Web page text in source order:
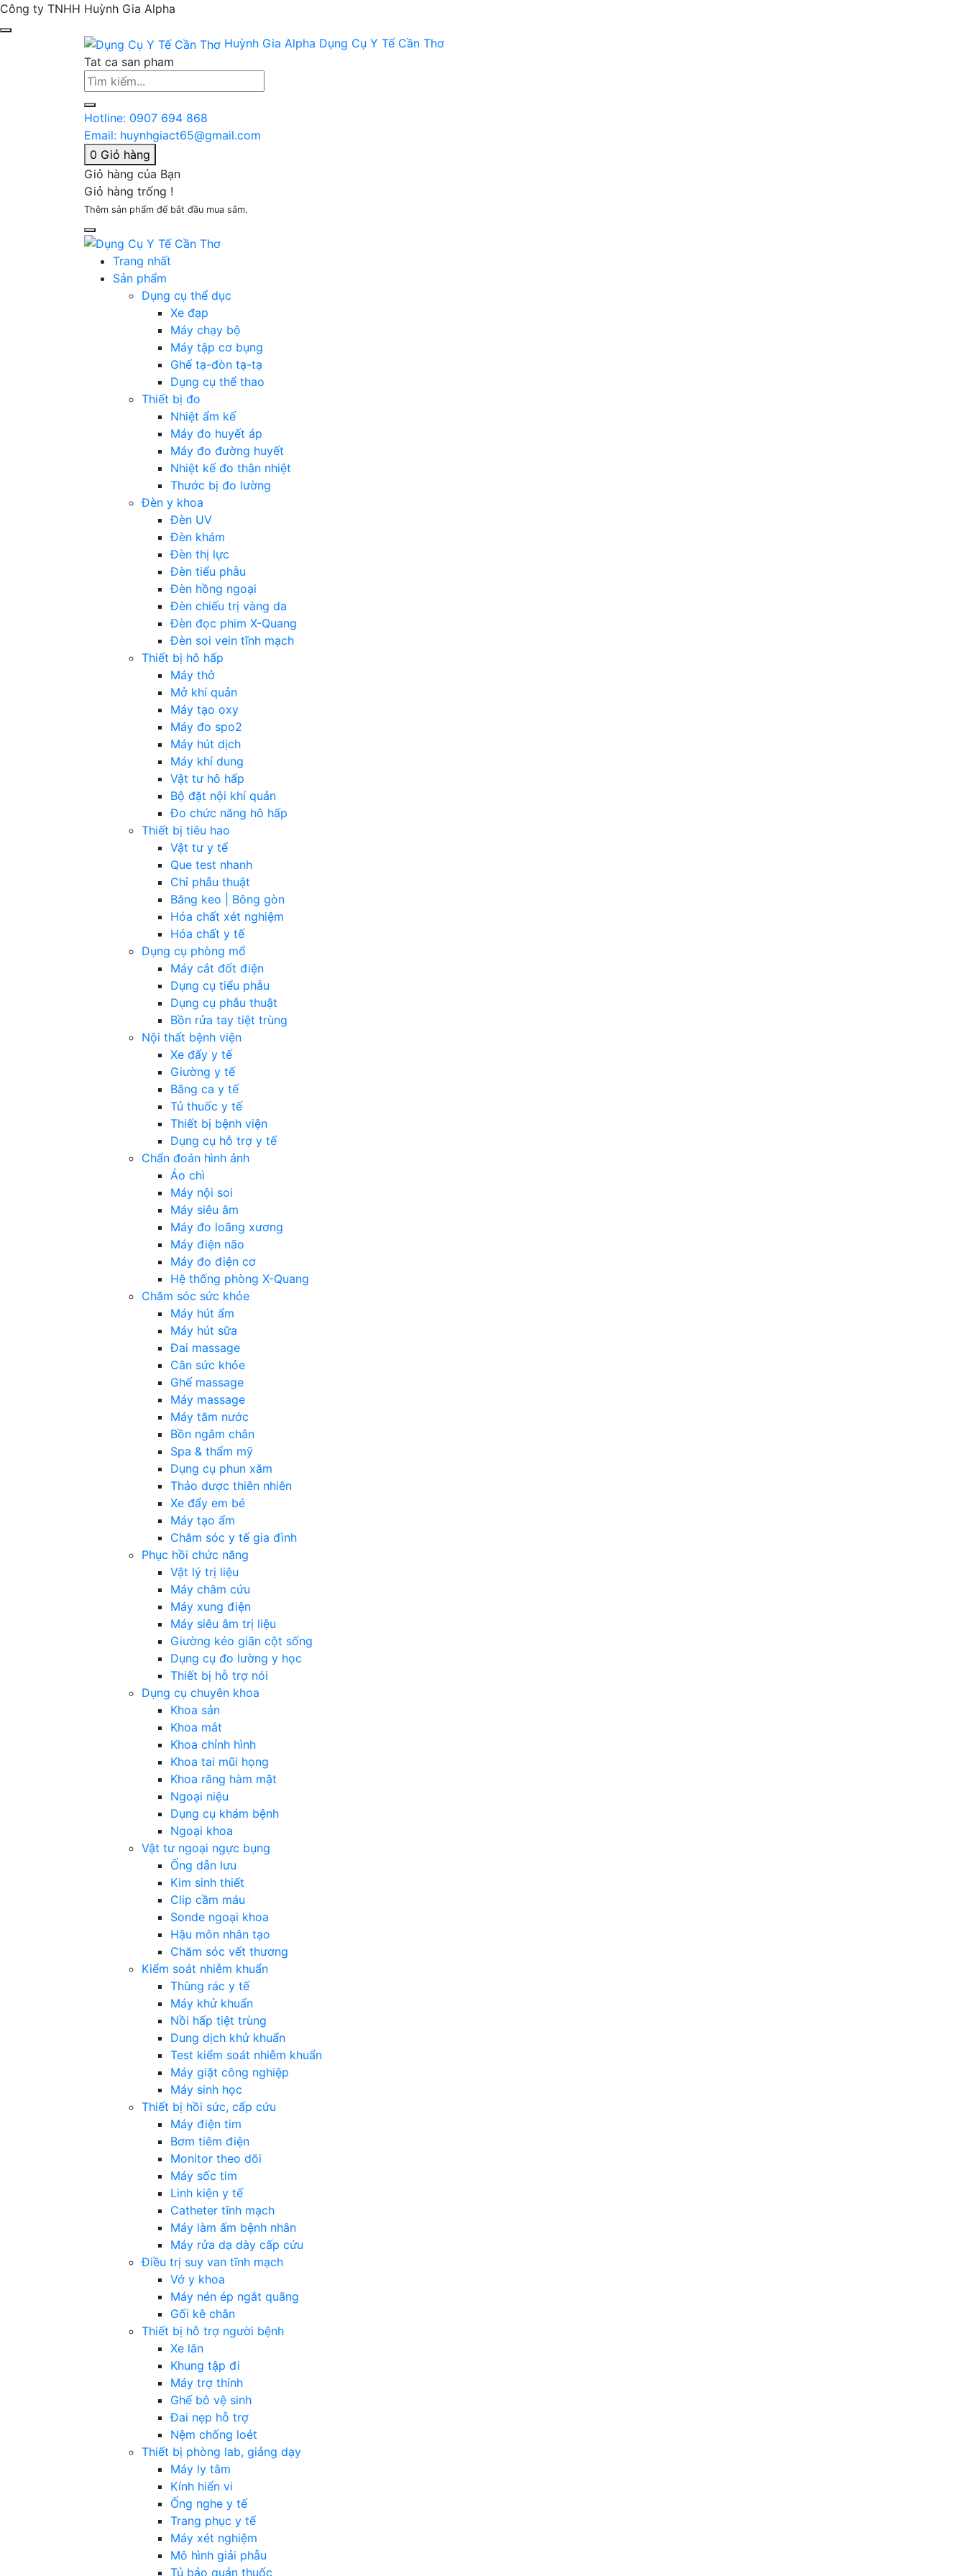
Công ty TNHH Huỳnh Gia Alpha
Huỳnh Gia Alpha Dụng Cụ Y Tế Cần Thơ
Tat ca san pham
Hotline: 0907 694 868
Email: huynhgiact65@gmail.com
0 Giỏ hàng
Giỏ hàng của Bạn
Giỏ hàng trống !
Thêm sản phẩm để bắt đầu mua sắm.
Trang nhất
Sản phẩm
Dụng cụ thể dục
Xe đạp
Máy chạy bộ
Máy tập cơ bụng
Ghế tạ-đòn tạ-tạ
Dụng cụ thể thao
Thiết bị đo
Nhiệt ẩm kế
Máy đo huyết áp
Máy đo đường huyết
Nhiệt kế đo thân nhiệt
Thước bị đo lường
Đèn y khoa
Đèn UV
Đèn khám
Đèn thị lực
Đèn tiểu phẫu
Đèn hồng ngoại
Đèn chiếu trị vàng da
Đèn đọc phim X-Quang
Đèn soi vein tĩnh mạch
Thiết bị hô hấp
Máy thở
Mở khí quản
Máy tạo oxy
Máy đo spo2
Máy hút dịch
Máy khí dung
Vật tư hô hấp
Bộ đặt nội khí quản
Đo chức năng hô hấp
Thiết bị tiêu hao
Vật tư y tế
Que test nhanh
Chỉ phẫu thuật
Băng keo | Bông gòn
Hóa chất xét nghiệm
Hóa chất y tế
Dụng cụ phòng mổ
Máy cắt đốt điện
Dụng cụ tiểu phẫu
Dụng cụ phẫu thuật
Bồn rửa tay tiệt trùng
Nội thất bệnh viện
Xe đẩy y tế
Giường y tế
Băng ca y tế
Tủ thuốc y tế
Thiết bị bệnh viện
Dụng cụ hỗ trợ y tế
Chẩn đoán hình ảnh
Áo chì
Máy nội soi
Máy siêu âm
Máy đo loãng xương
Máy điện não
Máy đo điện cơ
Hệ thống phòng X-Quang
Chăm sóc sức khỏe
Máy hút ẩm
Máy hút sữa
Đai massage
Cân sức khỏe
Ghế massage
Máy massage
Máy tăm nước
Bồn ngâm chân
Spa & thẩm mỹ
Dụng cụ phun xăm
Thảo dược thiên nhiên
Xe đẩy em bé
Máy tạo ẩm
Chăm sóc y tế gia đình
Phục hồi chức năng
Vật lý trị liệu
Máy châm cứu
Máy xung điện
Máy siêu âm trị liệu
Giường kéo giãn cột sống
Dụng cụ đo lường y học
Thiết bị hỗ trợ nói
Dụng cụ chuyên khoa
Khoa sản
Khoa mắt
Khoa chỉnh hình
Khoa tai mũi họng
Khoa răng hàm mặt
Ngoại niệu
Dụng cụ khám bệnh
Ngoại khoa
Vật tư ngoại ngực bụng
Ống dẫn lưu
Kim sinh thiết
Clip cầm máu
Sonde ngoại khoa
Hậu môn nhân tạo
Chăm sóc vết thương
Kiểm soát nhiễm khuẩn
Thùng rác y tế
Máy khử khuẩn
Nồi hấp tiệt trùng
Dung dịch khử khuẩn
Test kiểm soát nhiễm khuẩn
Máy giặt công nghiệp
Máy sinh học
Thiết bị hồi sức, cấp cứu
Máy điện tim
Bơm tiêm điện
Monitor theo dõi
Máy sốc tim
Linh kiện y tế
Catheter tĩnh mạch
Máy làm ấm bệnh nhân
Máy rửa dạ dày cấp cứu
Điều trị suy van tĩnh mạch
Vớ y khoa
Máy nén ép ngắt quãng
Gối kê chân
Thiết bị hỗ trợ người bệnh
Xe lăn
Khung tập đi
Máy trợ thính
Ghế bô vệ sinh
Đai nẹp hỗ trợ
Nệm chống loét
Thiết bị phòng lab, giảng dạy
Máy ly tâm
Kính hiển vi
Ống nghe y tế
Trang phục y tế
Máy xét nghiệm
Mô hình giải phẫu
Tủ bảo quản thuốc